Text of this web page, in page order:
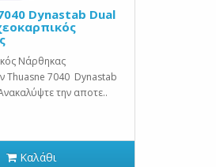
Dynastab Dual
Νάρθηκας
Thuasne 7040 Dynastab
την αποτε..
Καλάθι